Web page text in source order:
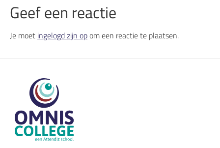
Geef een reactie
Je moet ingelogd zijn opom een reactie te plaatsen.